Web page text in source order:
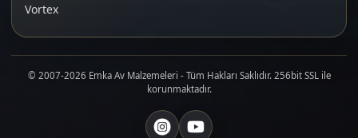
Vortex
© 2007-2026 Emka Av Malzemeleri - Tüm Hakları Saklıdır. 256bit SSL ile
korunmaktadır.